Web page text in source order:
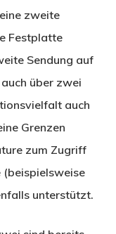
zweite
Festplatte
Sendung auf
über zwei
auch
Grenzen
zum Zugriff
unterstützt.